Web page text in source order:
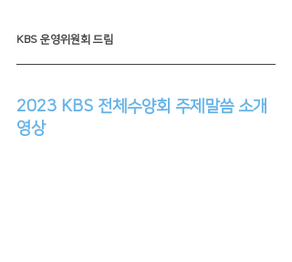
KBS 운영위원회 드림
2023 KBS 전체수양회 주제말씀 소개
영상